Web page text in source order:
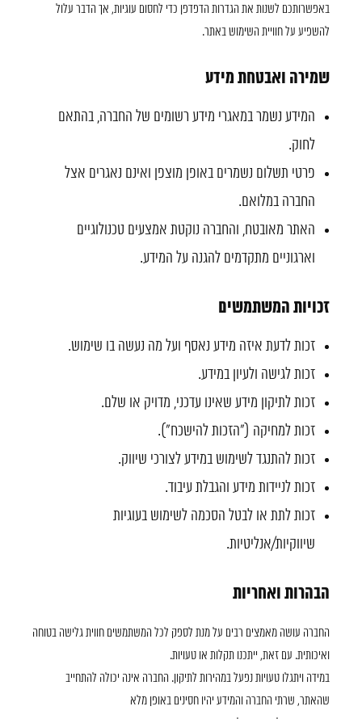
באפשרותכם לשנות את הגדרות הדפדפן כדי לחסום עוגיות, אך הדבר עלול
להשפיע על חוויית השימוש באתר.
שמירה ואבטחת מידע
המידע נשמר במאגרי מידע רשומים של החברה, בהתאם
לחוק.
פרטי תשלום נשמרים באופן מוצפן ואינם נאגרים אצל
החברה במלואם.
האתר מאובטח, והחברה נוקטת אמצעים טכנולוגיים
וארגוניים מתקדמים להגנה על המידע.
זכויות המשתמשים
זכות לדעת איזה מידע נאסף ועל מה נעשה בו שימוש.
זכות לגישה ולעיון במידע.
זכות לתיקון מידע שאינו עדכני, מדויק או שלם.
זכות למחיקה ("הזכות להישכח").
זכות להתנגד לשימוש במידע לצורכי שיווק.
זכות לניידות מידע והגבלת עיבוד.
זכות לתת או לבטל הסכמה לשימוש בעוגיות
שיווקיות/אנליטיות.
הבהרות ואחריות
החברה עושה מאמצים רבים על מנת לספק לכל המשתמשים חווית גלישה בטוחה
ואיכותית. עם זאת, ייתכנו תקלות או טעויות.
במידה ויתגלו טעויות נפעל במהירות לתיקון. החברה אינה יכולה להתחייב
שהאתר, שרתי החברה והמידע יהיו חסינים באופן מלא